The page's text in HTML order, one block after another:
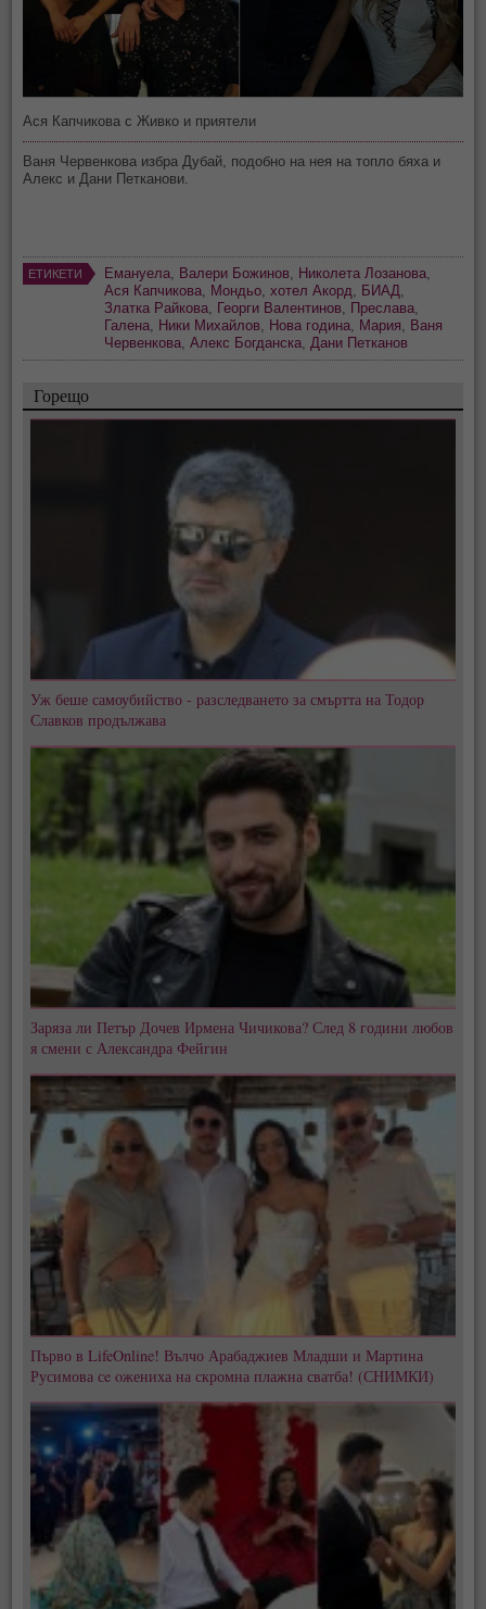
Ася Капчикова с Живко и приятели
Ваня Червенкова избра Дубай, подобно на нея на топло бяха и
Алекс и Дани Петканови.
ЕТИКЕТИ Емануела Валери Божинов Николета Лозанова
Ася Капчикова Мондьо ,хотел Акорд БИАД
Златка Райкова Георги Валентинов Преслава
Галена Ники Михайлов Нова година Мария
Ваня
Червенкова ,Алекс Богданска Дани Петканов
Горещо
Уж беше самоубийство - разследването за смъртта на Тодор
Славков продължава
Заряза ли Петър Дочев Ирмена Чичикова? След 8 години любов
я смени с Александра Фейгин
Първо в LifeOnline! Вълчо Арабаджиев Младши и Мартина
Русимова сe oжениха на скромна плажна сватба! (СНИМКИ)